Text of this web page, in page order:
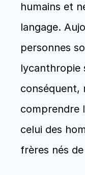
humains et
langage.
personnes
lycanthropie
conséquent,
comprendre
celui des
frères nés